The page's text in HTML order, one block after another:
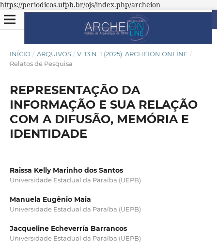
https://periodicos.ufpb.br/ojs/index.php/archeion
INÍCIO / ARQUIVOS / V. 13 N. 1 (2025): ARCHEION ONLINE /
Relatos de Pesquisa
REPRESENTAÇÃO DA
INFORMAÇÃO E SUA RELAÇÃO
COM A DIFUSÃO, MEMÓRIA E
IDENTIDADE
Raissa Kelly Marinho dos Santos
Universidade Estadual da Paraíba (UEPB)
Manuela Eugênio Maia
Universidade Estadual da Paraíba (UEPB)
Jacqueline Echeverría Barrancos
Universidade Estadual da Paraíba (UEPB)